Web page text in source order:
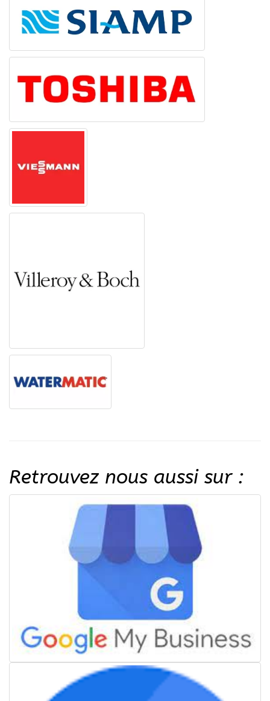
Retrouvez nous aussi sur :